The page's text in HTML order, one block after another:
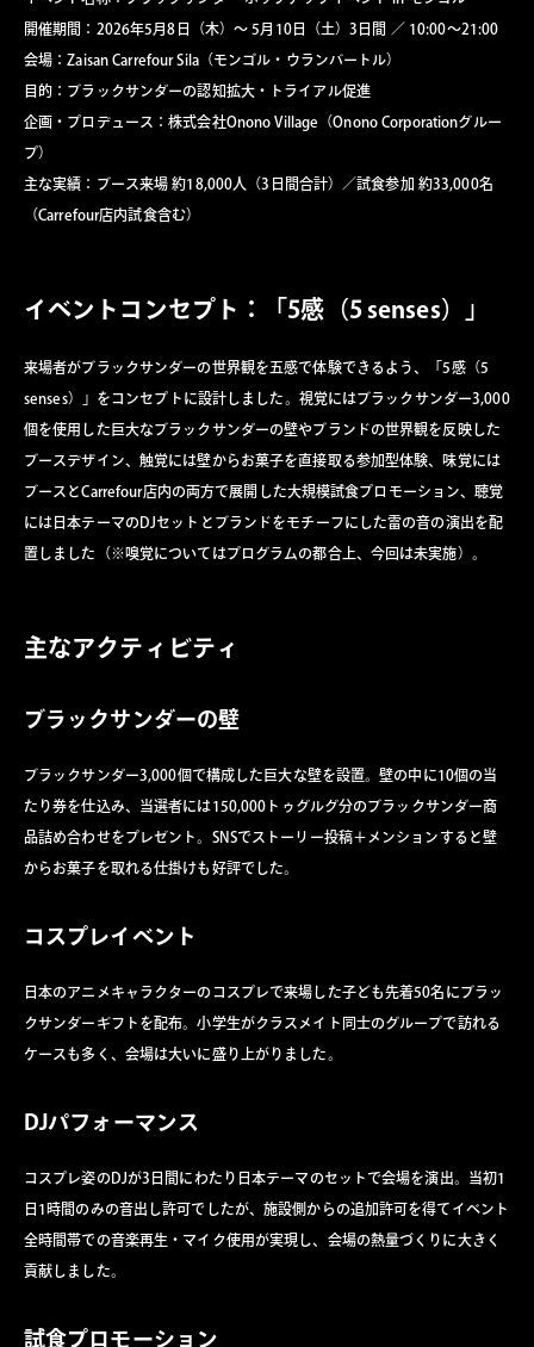
開催期間：2026年5月8日（木）〜 5月10日（土）3日間 ／ 10:00〜21:00
会場：Zaisan Carrefour Sila（モンゴル・ウランバートル）
目的：ブラックサンダーの認知拡大・トライアル促進
企画・プロデュース：株式会社Onono Village（Onono Corporationグルー
プ）
主な実績：ブース来場 約18,000人（3日間合計）／試食参加 約33,000名
（Carrefour店内試食含む）
イベントコンセプト：「5感（5 senses）」
来場者がブラックサンダーの世界観を五感で体験できるよう、「5感（5
senses）」をコンセプトに設計しました。視覚にはブラックサンダー3,000
個を使用した巨大なブラックサンダーの壁やブランドの世界観を反映した
ブースデザイン、触覚には壁からお菓子を直接取る参加型体験、味覚には
ブースとCarrefour店内の両方で展開した大規模試食プロモーション、聴覚
には日本テーマのDJセットとブランドをモチーフにした雷の音の演出を配
置しました（※嗅覚についてはプログラムの都合上、今回は未実施）。
主なアクティビティ
ブラックサンダーの壁
ブラックサンダー3,000個で構成した巨大な壁を設置。壁の中に10個の当
たり券を仕込み、当選者には150,000トゥグルグ分のブラックサンダー商
品詰め合わせをプレゼント。SNSでストーリー投稿＋メンションすると壁
からお菓子を取れる仕掛けも好評でした。
コスプレイベント
日本のアニメキャラクターのコスプレで来場した子ども先着50名にブラッ
クサンダーギフトを配布。小学生がクラスメイト同士のグループで訪れる
ケースも多く、会場は大いに盛り上がりました。
DJパフォーマンス
コスプレ姿のDJが3日間にわたり日本テーマのセットで会場を演出。当初1
日1時間のみの音出し許可でしたが、施設側からの追加許可を得てイベント
全時間帯での音楽再生・マイク使用が実現し、会場の熱量づくりに大きく
貢献しました。
試食プロモーション